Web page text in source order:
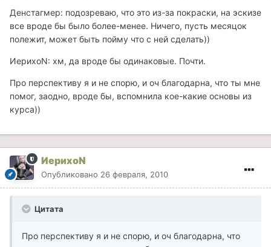
Денстагмер: подозреваю, что это из-за покраски, на эскизе
все вроде бы было более-менее. Ничего, пусть месяцок
полежит, может быть пойму что с ней сделать))
ИерихоN: хм, да вроде бы одинаковые. Почти.
Про перспективу я и не спорю, и оч благодарна, что ты мне
помог, заодно, вроде бы, вспомнила кое-какие основы из
курса))
ИерихоN
Опубликовано 26 февраля, 2010
Цитата
Про перспективу я и не спорю, и оч благодарна, что